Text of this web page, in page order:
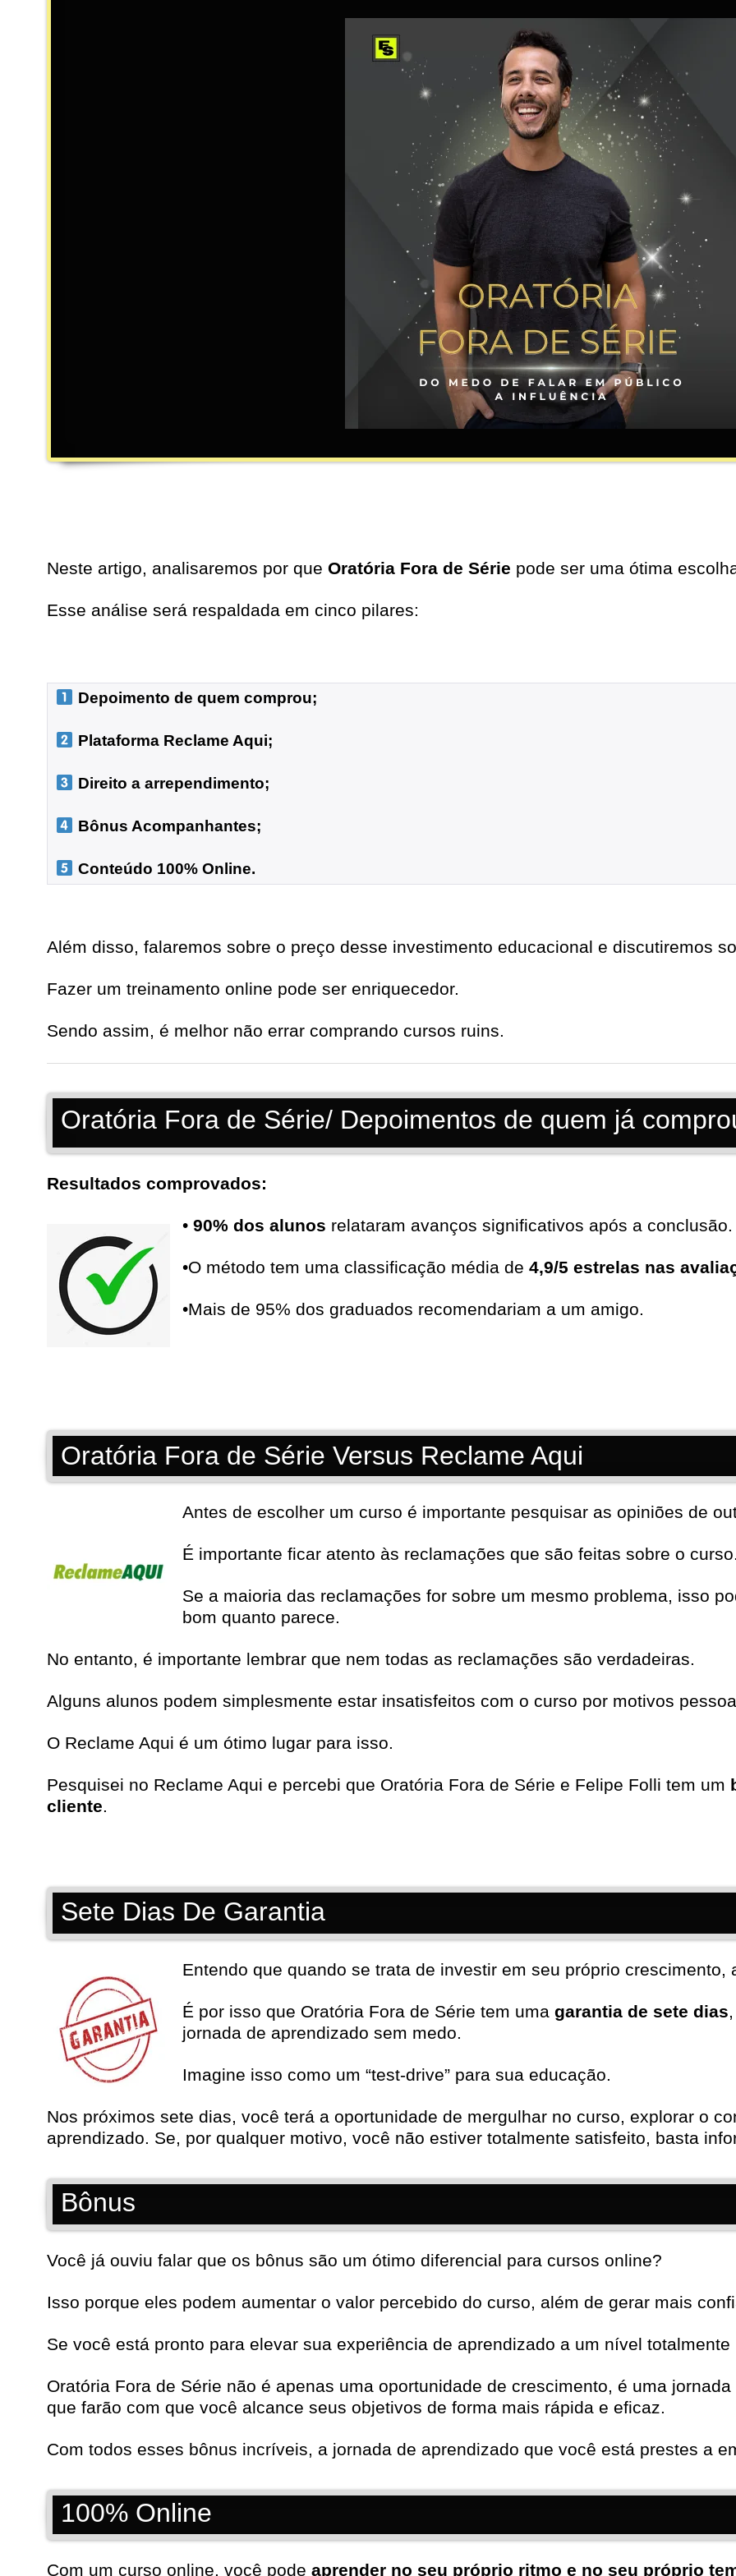
Neste artigo, analisaremos por que Oratória Fora de Série pode ser uma ótima
Esse análise será respaldada em cinco pilares:
Depoimento de quem comprou;
Plataforma Reclame Aqui;
Direito a arrependimento;
Bônus Acompanhantes;
Conteúdo 100% Online.
Além disso, falaremos sobre o preço desse investimento educacional e discutiremos
Fazer um treinamento online pode ser enriquecedor.
Sendo assim, é melhor não errar comprando cursos ruins.
Oratória Fora de Série/ Depoimentos de quem já
Resultados comprovados:
• 90% dos alunos relataram avanços significativos após a conclusão.
•O método tem uma classificação média de 4,9/5 estrelas nas
•Mais de 95% dos graduados recomendariam a um amigo.
Oratória Fora de Série Versus Reclame Aqui
Antes de escolher um curso é importante pesquisar as opiniões de
É importante ficar atento às reclamações que são feitas sobre o
Se a maioria das reclamações for sobre um mesmo problema, isso
bom quanto parece.
No entanto, é importante lembrar que nem todas as reclamações são verdadeiras.
Alguns alunos podem simplesmente estar insatisfeitos com o curso por motivos
O Reclame Aqui é um ótimo lugar para isso.
Pesquisei no Reclame Aqui e percebi que Oratória Fora de Série e Felipe Folli tem um
cliente.
Sete Dias De Garantia
Entendo que quando se trata de investir em seu próprio crescimento,
É por isso que Oratória Fora de Série tem uma garantia de sete dias
jornada de aprendizado sem medo.
Imagine isso como um “test-drive” para sua educação.
Nos próximos sete dias, você terá a oportunidade de mergulhar no curso, explorar o
aprendizado. Se, por qualquer motivo, você não estiver totalmente satisfeito, basta
Bônus
Você já ouviu falar que os bônus são um ótimo diferencial para cursos online?
Isso porque eles podem aumentar o valor percebido do curso, além de gerar mais
Se você está pronto para elevar sua experiência de aprendizado a um nível
Oratória Fora de Série não é apenas uma oportunidade de crescimento, é uma
que farão com que você alcance seus objetivos de forma mais rápida e eficaz.
Com todos esses bônus incríveis, a jornada de aprendizado que você está prestes a
100% Online
Com um curso online, você pode aprender no seu próprio ritmo e no seu próprio